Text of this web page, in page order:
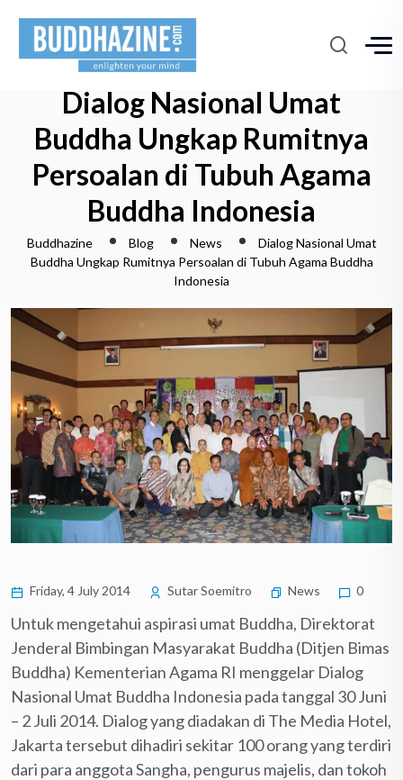
Dialog Nasional Umat
Buddha Ungkap Rumitnya
Persoalan di Tubuh Agama
Buddha Indonesia
Buddhazine Blog News
Dialog Nasional Umat
Buddha Ungkap Rumitnya Persoalan di Tubuh Agama Buddha
Indonesia
Friday, 4 July 2014 Sutar Soemitro News 0
Untuk mengetahui aspirasi umat Buddha, Direktorat
Jenderal Bimbingan Masyarakat Buddha (Ditjen Bimas
Buddha) Kementerian Agama RI menggelar Dialog
Nasional Umat Buddha Indonesia pada tanggal 30 Juni
– 2 Juli 2014. Dialog yang diadakan di The Media Hotel,
Jakarta tersebut dihadiri sekitar 100 orang yang terdiri
dari para anggota Sangha, pengurus majelis, dan tokoh